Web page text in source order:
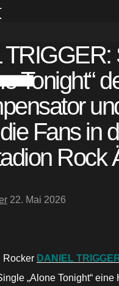
Tonight“
Fans in
Rock
22. Mai 2026
Rocker DANIEL
„Alone Tonight“ eine